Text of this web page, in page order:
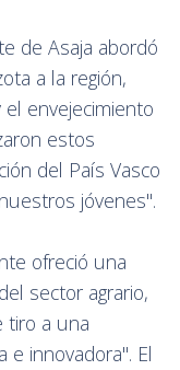
de Asaja abordó
a la región,
envejecimiento
estos
del País Vasco
jóvenes".
ofreció una
sector agrario,
tiro a una
e innovadora". El